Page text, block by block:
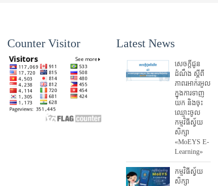
Counter Visitor Latest News
សេចក្តីជូន
ដំណឹង ស្តី​ពី
ភាព​រអាក់រអួល​
ក្នុងការ​ទាញ​
យក និង​ចុះ​
ឈ្មោះ​ចូល​
កម្មវិធី​ស្វ័យ
សិក្សា
«MoEYS E-
Learning»
កម្មវិធីស្វ័យ
សិក្សា